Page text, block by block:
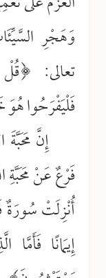
وَهَجْرِ
تعالى:
فَلْيَفْرَحُوا
إِنَّ مَحَبَّةَ
فَرْعٌ عَنْ مَحَبَّةِ
أُنْزِلَتْ سُورَةٌ
إِيمَانًا فَأَمَّا